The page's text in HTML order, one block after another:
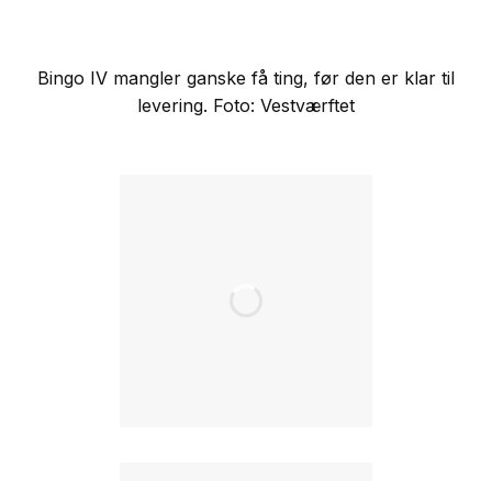
Bingo IV mangler ganske få ting, før den er klar til
levering. Foto: Vestværftet